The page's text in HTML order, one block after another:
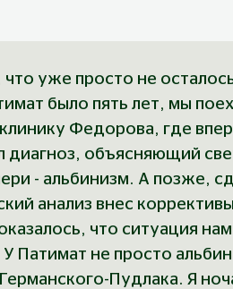
что уже просто не
было пять лет, мы
Федорова, где
диагноз, объясняющий
- альбинизм. А позже,
анализ внес
что ситуация
Патимат не просто
Пудлака. Я